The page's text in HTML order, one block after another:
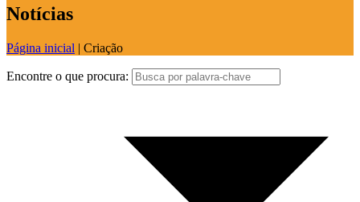
Notícias
Página inicial | Criação
Encontre o que procura: